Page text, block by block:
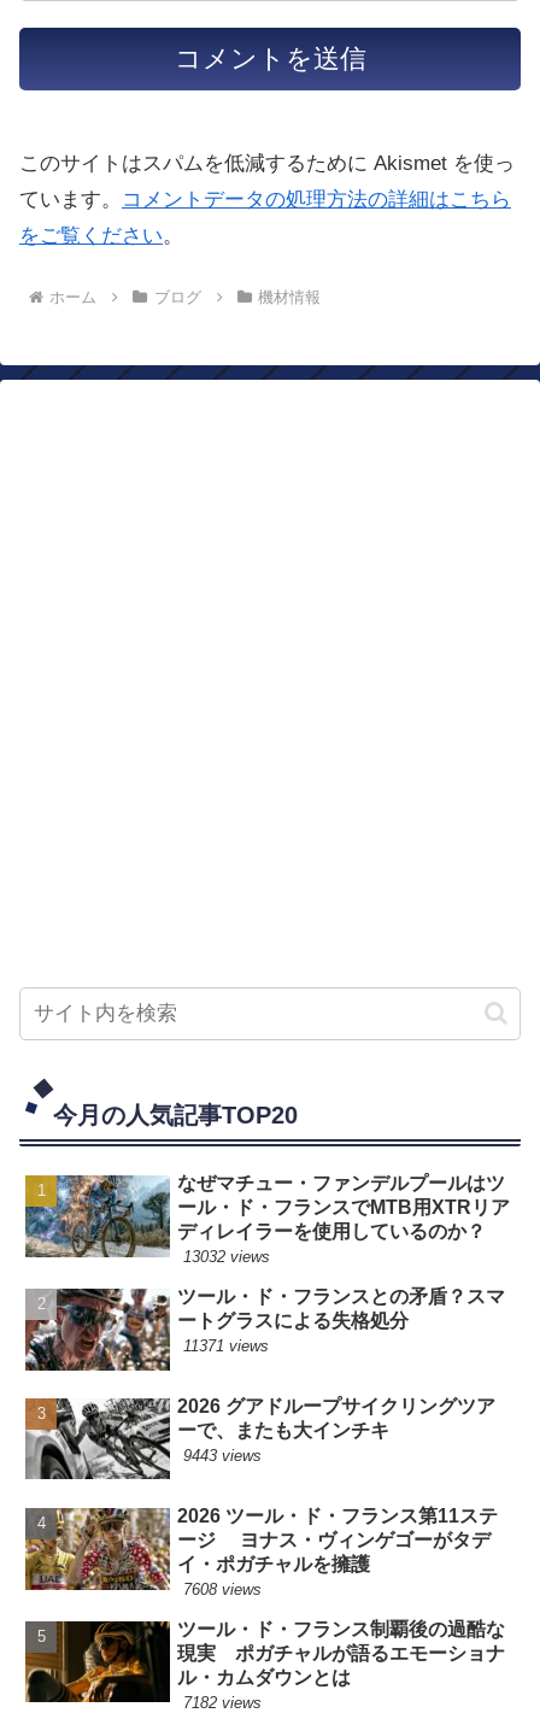
このサイトはスパムを低減するために Akismet を使っ
ています。
コメントデータの処理方法の詳細はこちら
をご覧ください。
ホーム ブログ 機材情報
今月の人気記事TOP20
なぜマチュー・ファンデルプールはツ
ール・ド・フランスでMTB用XTRリア
ディレイラーを使用しているのか？
13032 views
ツール・ド・フランスとの矛盾？スマ
ートグラスによる失格処分
11371 views
2026 グアドループサイクリングツア
ーで、またも大インチキ
9443 views
2026 ツール・ド・フランス第11ステ
ージ ヨナス・ヴィンゲゴーがタデ
イ・ポガチャルを擁護
7608 views
ツール・ド・フランス制覇後の過酷な
現実 ポガチャルが語るエモーショナ
ル・カムダウンとは
7182 views